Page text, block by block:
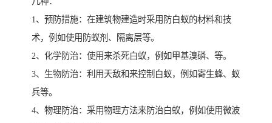
1、预防措施：在建筑物建造时采用防白蚁的材料和技
术，例如使用防蚁剂、隔离层等。
2、化学防治：使用来杀死白蚁，例如甲基溴磷、等。
3、生物防治：利用天敌和来控制白蚁，例如寄生蜂、蚁
兵等。
4、物理防治：采用物理方法来防治白蚁，例如使用微波